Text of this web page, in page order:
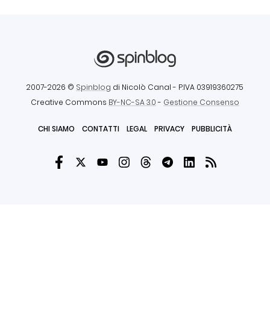
2007-2026 © Spinblog di Nicolò Canal - P.IVA 03919360275
Creative Commons BY-NC-SA 3.0- Gestione Consenso
CHI SIAMO CONTATTI LEGAL PRIVACY PUBBLICITÀ